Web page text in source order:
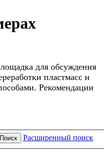
для обсуждения
пластмасс и
Рекомендации
Поиск Расширенный поиск